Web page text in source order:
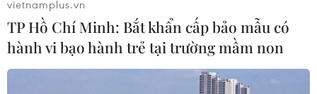
06/08/2026 09:40
Meta tung công cụ AI lập trình tự
vietnamplus.vn
TP Hồ Chí Minh: Bắt khẩn cấp bảo mẫu có
hành vi bạo hành trẻ tại trường mầm non